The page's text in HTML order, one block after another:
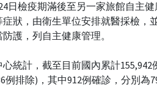
日檢疫期滿後至另一家旅館自主
症狀，由衛生單位安排就醫採檢，
護，列自主健康管理。
心統計，截至目前國內累計
例排除)，其中912例確診，分別為